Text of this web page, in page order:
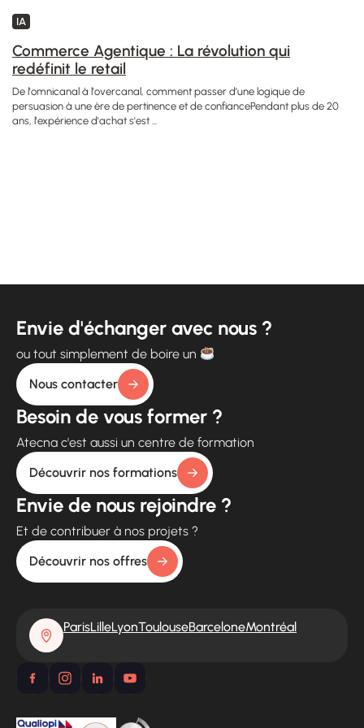
IA
Commerce Agentique : La révolution qui
redéfinit le retail
De l'omnicanal à l'overcanal, comment passer d’une logique de
persuasion à une ère de pertinence et de confiancePendant plus de 20
ans, l'expérience d'achat s'est ...
Envie d'échanger avec nous ?
ou tout simplement de boire un
Nous contacter
Besoin de vous former ?
Atecna c'est aussi un centre de formation
Découvrir nos formations
Envie de nous rejoindre ?
Et de contribuer à nos projets ?
Découvrir nos offres
ParisLilleLyonToulouseBarceloneMontréal